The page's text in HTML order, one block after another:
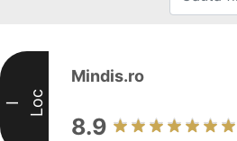
I Loc
Mindis.ro
8.9